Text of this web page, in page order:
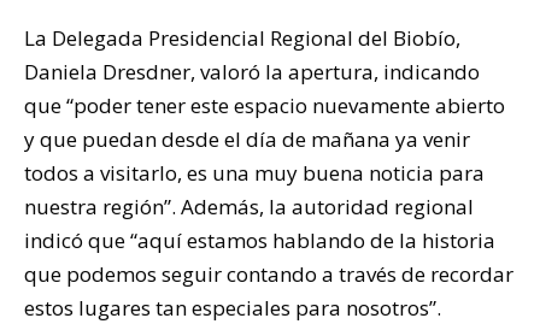
La Delegada Presidencial Regional del Biobío,
Daniela Dresdner, valoró la apertura, indicando
que “poder tener este espacio nuevamente abierto
y que puedan desde el día de mañana ya venir
todos a visitarlo, es una muy buena noticia para
nuestra región”. Además, la autoridad regional
indicó que “aquí estamos hablando de la historia
que podemos seguir contando a través de recordar
estos lugares tan especiales para nosotros”.